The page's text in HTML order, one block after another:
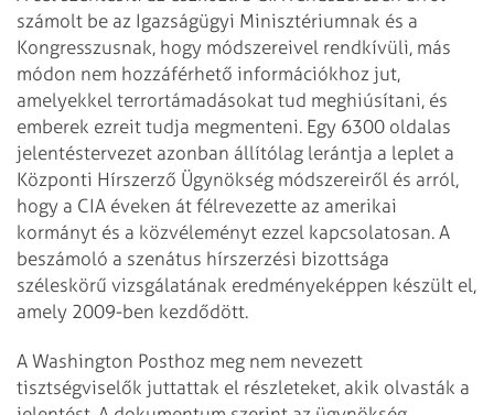
számolt be az Igazságügyi Minisztériumnak és a
Kongresszusnak, hogy módszereivel rendkívüli, más
módon nem hozzáférhető információkhoz jut,
amelyekkel terrortámadásokat tud meghiúsítani, és
emberek ezreit tudja megmenteni. Egy 6300 oldalas
jelentéstervezet azonban állítólag lerántja a leplet a
Központi Hírszerző Ügynökség módszereiről és arról,
hogy a CIA éveken át félrevezette az amerikai
kormányt és a közvéleményt ezzel kapcsolatosan. A
beszámoló a szenátus hírszerzési bizottsága
széleskörű vizsgálatának eredményeképpen készült el,
amely 2009-ben kezdődött.
A Washington Posthoz meg nem nevezett
tisztségviselők juttattak el részleteket, akik olvasták a